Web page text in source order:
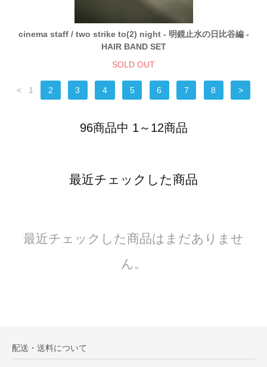
cinema staff / two strike to(2) night - 明鏡止水の日比谷編 -
HAIR BAND SET
SOLD OUT
< 1 2 3 4 5 6 7 8 >
96商品中 1～12商品
最近チェックした商品
最近チェックした商品はまだありませ
ん。
配送・送料について